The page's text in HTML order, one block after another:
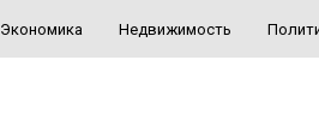
Экономика Недвижимость